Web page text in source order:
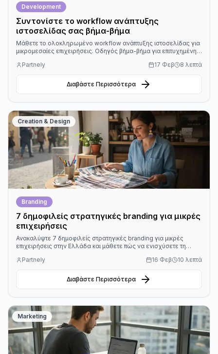
Development
Συντονίστε το workflow ανάπτυξης
ιστοσελίδας σας βήμα-βήμα
Μάθετε το ολοκληρωμένο workflow ανάπτυξης ιστοσελίδας για
μικρομεσαίες επιχειρήσεις. Οδηγός βήμα-βήμα για επιτυχημένη
Partnely
17 Φεβ 8 λεπτά
Διαβάστε Περισσότερα
Creation & Design
Branding
7 δημοφιλείς στρατηγικές branding για μικρές
επιχειρήσεις
Ανακαλύψτε 7 δημοφιλείς στρατηγικές branding για μικρές
επιχειρήσεις στην Ελλάδα και μάθετε πώς να ενισχύσετε τη
Partnely
16 Φεβ 10 λεπτά
Διαβάστε Περισσότερα
Marketing